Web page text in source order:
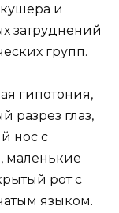
и
затруднений
групп.
гипотония,
разрез глаз,
нос с
маленькие
рот с
языком.